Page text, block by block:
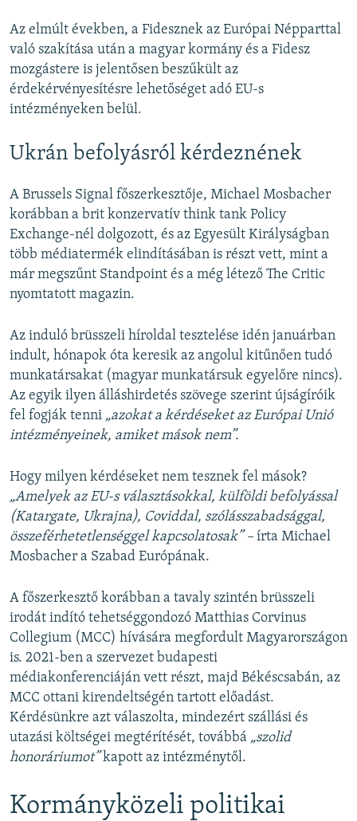
Az elmúlt években, a Fidesznek az Európai Népparttal
való szakítása után a magyar kormány és a Fidesz
mozgástere is jelentősen beszűkült az
érdekérvényesítésre lehetőséget adó EU-s
intézményeken belül.
Ukrán befolyásról kérdeznének
A Brussels Signal főszerkesztője, Michael Mosbacher
korábban a brit konzervatív think tank Policy
Exchange-nél dolgozott, és az Egyesült Királyságban
több médiatermék elindításában is részt vett, mint a
már megszűnt Standpoint és a még létező The Critic
nyomtatott magazin.
Az induló brüsszeli híroldal tesztelése idén januárban
indult, hónapok óta keresik az angolul kitűnően tudó
munkatársakat (magyar munkatársuk egyelőre nincs).
Az egyik ilyen álláshirdetés szövege szerint újságíróik
fel fogják tenni „azokat a kérdéseket az Európai Unió
intézményeinek, amiket mások nem”.
Hogy milyen kérdéseket nem tesznek fel mások?
„Amelyek az EU-s választásokkal, külföldi befolyással
(Katargate, Ukrajna), Coviddal, szólásszabadsággal,
összeférhetetlenséggel kapcsolatosak” – írta Michael
Mosbacher a Szabad Európának.
A főszerkesztő korábban a tavaly szintén brüsszeli
irodát indító tehetséggondozó Matthias Corvinus
Collegium (MCC) hívására megfordult Magyarországon
is. 2021-ben a szervezet budapesti
médiakonferenciáján vett részt, majd Békéscsabán, az
MCC ottani kirendeltségén tartott előadást.
Kérdésünkre azt válaszolta, mindezért szállási és
utazási költségei megtérítését, továbbá „szolid
honoráriumot”kapott az intézménytől.
Kormányközeli politikai